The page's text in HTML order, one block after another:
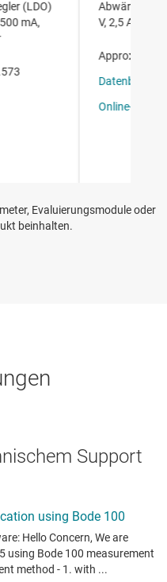
Evaluierungsmodule oder
beinhalten.
Support